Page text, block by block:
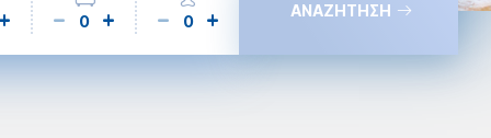
0 0
ΑΝΑΖΗΤΗΣΗ